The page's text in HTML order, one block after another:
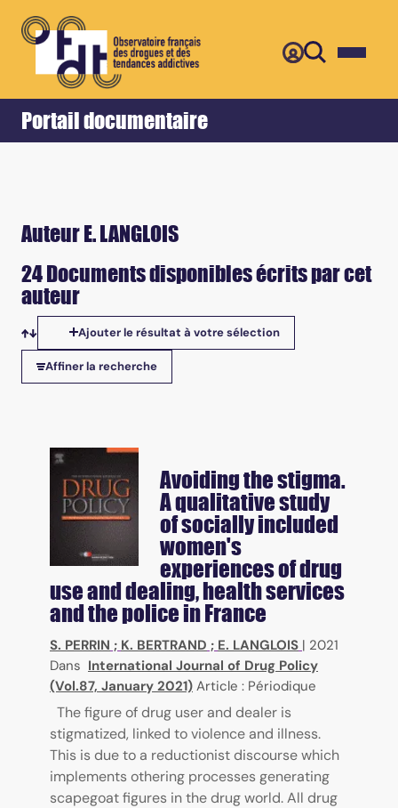
Portail documentaire
Accueil Retour
Auteur E. LANGLOIS
24 Documents disponibles écrits par cet
auteur
Tris disponibles
Ajouter le résultat à votre sélection
Affiner la recherche
Avoiding the stigma.
A qualitative study
of socially included
women's
experiences of drug
use and dealing, health services
and the police in France
S. PERRIN ; K. BERTRAND ; E. LANGLOIS | 2021
Dans International Journal of Drug Policy
(Vol.87, January 2021) Article : Périodique
The figure of drug user and dealer is
stigmatized, linked to violence and illness.
This is due to a reductionist discourse which
implements othering processes generating
scapegoat figures in the drug world. All drug